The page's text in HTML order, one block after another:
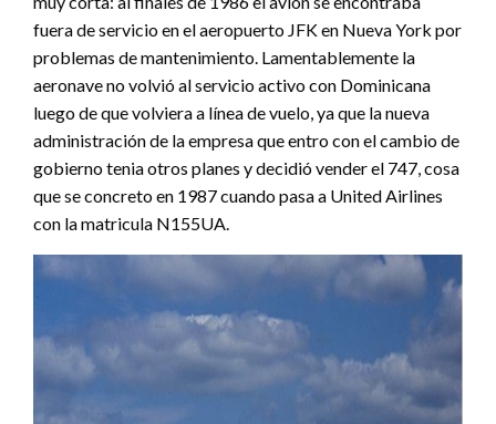
fuera de servicio en el aeropuerto JFK en Nueva York por
problemas de mantenimiento. Lamentablemente la
aeronave no volvió al servicio activo con Dominicana
luego de que volviera a línea de vuelo, ya que la nueva
administración de la empresa que entro con el cambio de
gobierno tenia otros planes y decidió vender el 747, cosa
que se concreto en 1987 cuando pasa a United Airlines
con la matricula N155UA.